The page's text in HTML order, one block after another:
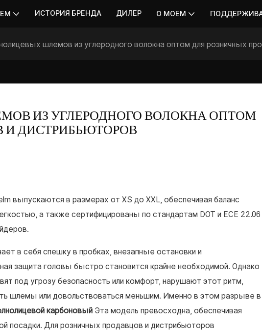
ИСТОРИЯ БРЕНДА ДИЛЕР О МОЕМ
шлемов из углеродного волокна оптом для розничных
ИЗ УГЛЕРОДНОГО ВОЛОКНА ОПТОМ
И ДИСТРИБЬЮТОРОВ
выпускаются в размерах от XS до XXL, обеспечивая баланс
а также сертифицированы по стандартам DOT и ECE 22.06
в себя спешку в пробках, внезапные остановки и
защита головы быстро становится крайне необходимой. Однако
под угрозу безопасность или комфорт, нарушают этот ритм,
шлемы или довольствоваться меньшим. Именно в этом разрыве в
карбоновыйЭта модель превосходна, обеспечивая
посадки. Для розничных продавцов и дистрибьюторов